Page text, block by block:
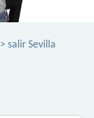
> salir Sevilla